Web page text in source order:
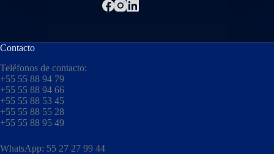
Contacto
Teléfonos de contacto:
+55 55 88 94 79
+55 55 88 94 66
+55 55 88 53 45
+55 55 88 55 28
+55 55 88 95 49
WhatsApp: 55 27 27 99 44